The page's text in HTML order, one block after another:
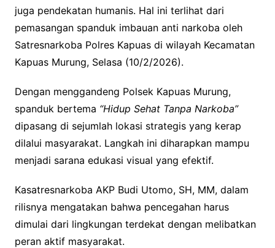
juga pendekatan humanis. Hal ini terlihat dari
pemasangan spanduk imbauan anti narkoba oleh
Satresnarkoba Polres Kapuas di wilayah Kecamatan
Kapuas Murung, Selasa (10/2/2026).
Dengan menggandeng Polsek Kapuas Murung,
spanduk bertema “Hidup Sehat Tanpa Narkoba”
dipasang di sejumlah lokasi strategis yang kerap
dilalui masyarakat. Langkah ini diharapkan mampu
menjadi sarana edukasi visual yang efektif.
Kasatresnarkoba AKP Budi Utomo, SH, MM, dalam
rilisnya mengatakan bahwa pencegahan harus
dimulai dari lingkungan terdekat dengan melibatkan
peran aktif masyarakat.